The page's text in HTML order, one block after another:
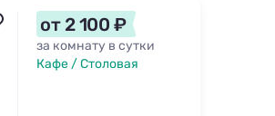
от 2 100 ₽
за комнату в сутки
Кафе / Столовая